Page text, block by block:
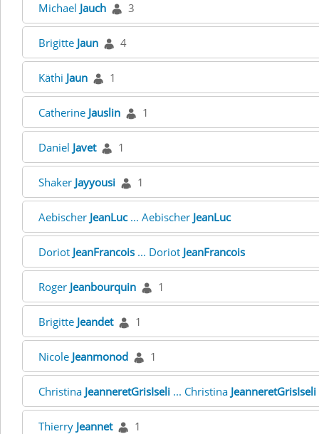
Michael Jauch 3
Brigitte Jaun 4
Käthi Jaun 1
Catherine Jauslin 1
Daniel Javet 1
Shaker Jayyousi 1
Aebischer JeanLuc... Aebischer JeanLuc
Doriot JeanFrancois ... Doriot JeanFrancois
Roger Jeanbourquin 1
Brigitte Jeandet 1
Nicole Jeanmonod 1
Christina JeanneretGrisIseli ... Christina JeanneretGrisIseli
Thierry Jeannet 1